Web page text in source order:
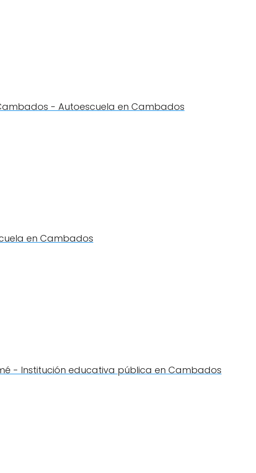
- Autoescuela en Cambados
en Cambados
- Institución educativa pública en Cambados